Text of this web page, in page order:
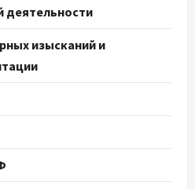
деятельности
изысканий и